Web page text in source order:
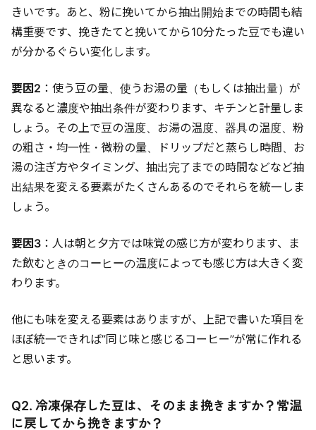
きいです。あと、粉に挽いてから抽出開始までの時間も結
構重要です、挽きたてと挽いてから10分たった豆でも違い
が分かるぐらい変化します。
要因2 ：使う豆の量、使うお湯の量（もしくは抽出量）が
異なると濃度や抽出条件が変わります、キチンと計量しま
しょう。その上で豆の温度、お湯の温度、器具の温度、粉
の粗さ・均一性・微粉の量、ドリップだと蒸らし時間、お
湯の注ぎ方やタイミング、抽出完了までの時間などなど抽
出結果を変える要素がたくさんあるのでそれらを統一しま
しょう。
要因3 ：人は朝と夕方では味覚の感じ方が変わります、ま
た飲むときのコーヒーの温度によっても感じ方は大きく変
わります。
他にも味を変える要素はありますが、上記で書いた項目を
ほぼ統一できれば”同じ味と感じるコーヒー”が常に作れる
と思います。
Q2. 冷凍保存した豆は、そのまま挽きますか？常温
に戻してから挽きますか？